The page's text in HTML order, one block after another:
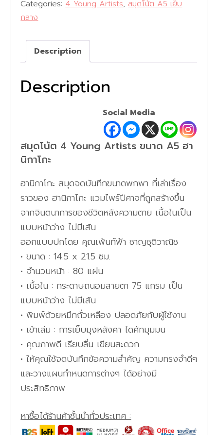
Categories:4 Young Artists,สมุดโน้ต A5 เย็บ
กลาง
Description
Description
Social Media
สมุดโน้ต 4 Young Artists ขนาด A5 ฮา
นิกาโกะ
ฮานิกาโกะ สมุดจดบันทึกขนาดพกพา ที่เล่าเรื่อง
ราวของ ฮานิกาโกะ แวมไพร์ปีศาจที่ถูกสร้างขึ้น
จากจินตนาการของชีวิตหลังความตาย เนื้อในเป็น
แบบหน้าว่าง ไม่มีเส้น
ออกแบบปกโดย คุณเพ้นท์ฟ้า ชาญชุติวาณิช
• ขนาด : 14.5 x 21.5 ซม.
• จำนวนหน้า : 80 แผ่น
• เนื้อใน : กระดาษถนอมสายตา 75 แกรม เป็น
แบบหน้าว่าง ไม่มีเส้น
• พิมพ์ด้วยหมึกถั่วเหลือง ปลอดภัยกับผู้ใช้งาน
• เข้าเล่ม : การเย็บมุงหลังคา ไดคัทมุมมน
• คุณภาพดี เรียบลื่น เขียนสะดวก
• ให้คุณใช้จดบันทึกข้อความสำคัญ ความทรงจำดีๆ
และวางแผนกำหนดการต่างๆ ได้อย่างมี
ประสิทธิภาพ
หาซื้อได้ร้านค้าชั้นนำทั่วประเทศ :